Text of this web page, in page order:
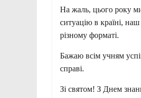
На жаль, цього року
ситуацію в країні,
різному форматі.
Бажаю всім учням
справі.
Зі святом! З Днем